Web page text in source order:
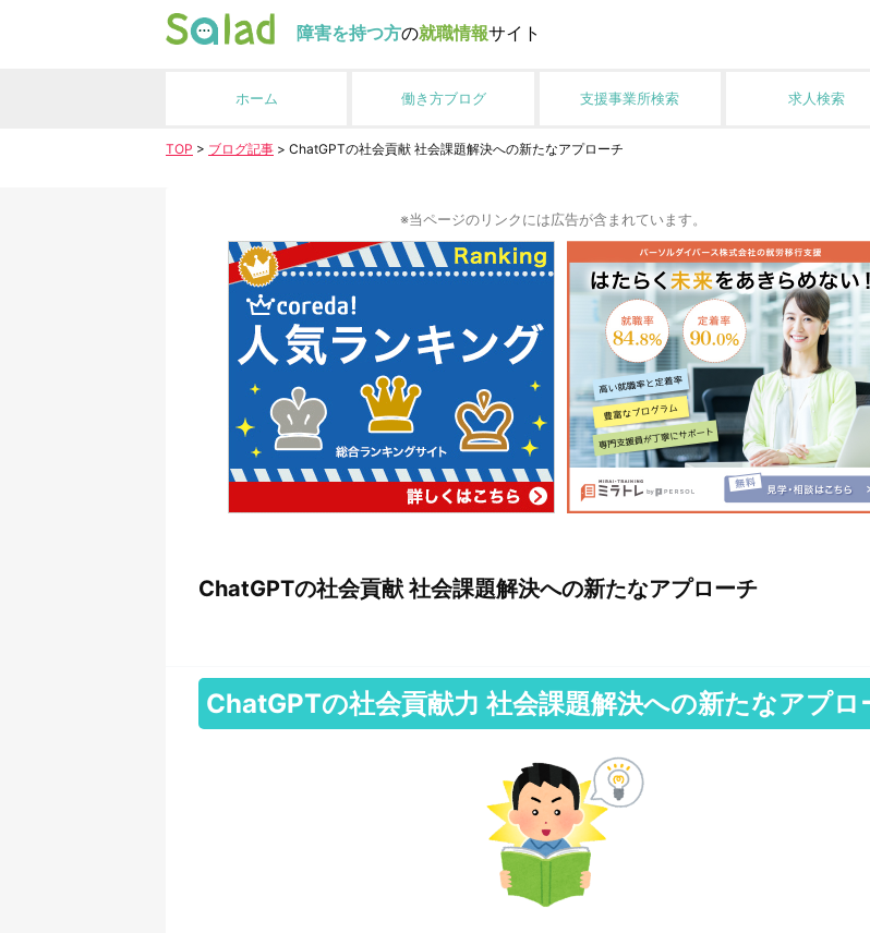
障害を持つ方の就職情報サイト
ホーム 働き方ブログ 支援事業所検索 求人検索
TOP > ブログ記事 > ChatGPTの社会貢献 社会課題解決への新たなアプローチ
※当ページのリンクには広告が含まれています。
ChatGPTの社会貢献 社会課題解決への新たなアプローチ
ChatGPTの社会貢献力 社会課題解決への新たなアプロ